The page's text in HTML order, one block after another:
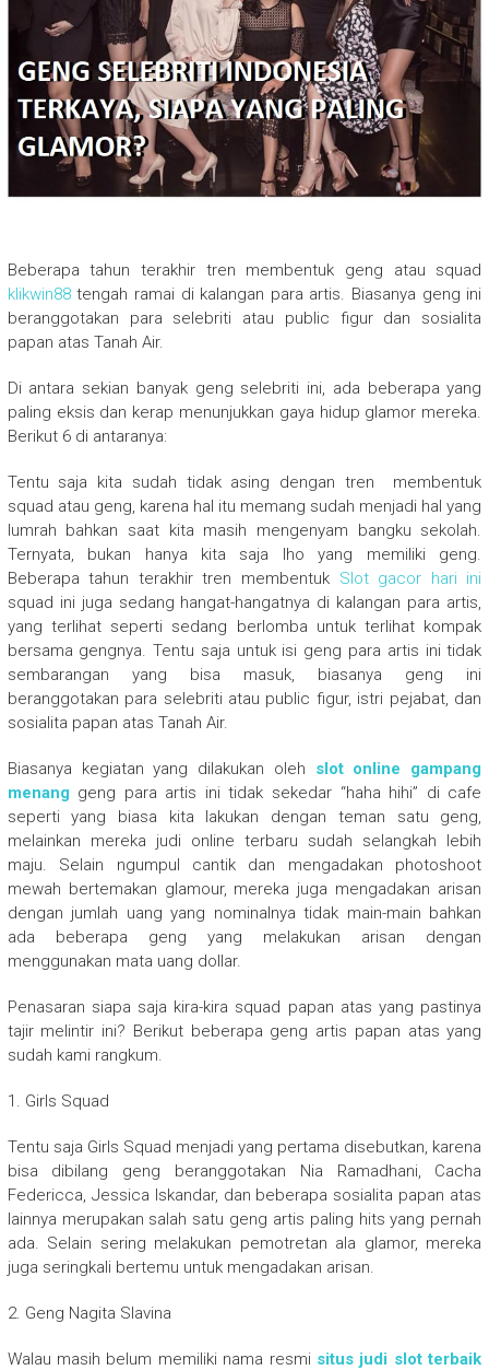
Beberapa tahun terakhir tren membentuk geng atau squad
klikwin88tengah ramai di kalangan para artis. Biasanya geng ini
beranggotakan para selebriti atau public figur dan sosialita
papan atas Tanah Air.
Di antara sekian banyak geng selebriti ini, ada beberapa yang
paling eksis dan kerap menunjukkan gaya hidup glamor mereka.
Berikut 6 di antaranya:
Tentu saja kita sudah tidak asing dengan tren membentuk
squad atau geng, karena hal itu memang sudah menjadi hal yang
lumrah bahkan saat kita masih mengenyam bangku sekolah.
Ternyata, bukan hanya kita saja lho yang memiliki geng.
Beberapa tahun terakhir tren membentuk Slot gacor hari ini
squad ini juga sedang hangat-hangatnya di kalangan para artis,
yang terlihat seperti sedang berlomba untuk terlihat kompak
bersama gengnya. Tentu saja untuk isi geng para artis ini tidak
sembarangan yang bisa masuk, biasanya geng ini
beranggotakan para selebriti atau public figur, istri pejabat, dan
sosialita papan atas Tanah Air.
Biasanya kegiatan yang dilakukan oleh slot online gampang
menang geng para artis ini tidak sekedar “haha hihi” di cafe
seperti yang biasa kita lakukan dengan teman satu geng,
melainkan mereka judi online terbaru sudah selangkah lebih
maju. Selain ngumpul cantik dan mengadakan photoshoot
mewah bertemakan glamour, mereka juga mengadakan arisan
dengan jumlah uang yang nominalnya tidak main-main bahkan
ada beberapa geng yang melakukan arisan dengan
menggunakan mata uang dollar.
Penasaran siapa saja kira-kira squad papan atas yang pastinya
tajir melintir ini? Berikut beberapa geng artis papan atas yang
sudah kami rangkum.
1. Girls Squad
Tentu saja Girls Squad menjadi yang pertama disebutkan, karena
bisa dibilang geng beranggotakan Nia Ramadhani, Cacha
Federicca, Jessica Iskandar, dan beberapa sosialita papan atas
lainnya merupakan salah satu geng artis paling hits yang pernah
ada. Selain sering melakukan pemotretan ala glamor, mereka
juga seringkali bertemu untuk mengadakan arisan.
2. Geng Nagita Slavina
Walau masih belum memiliki nama resmi situs judi slot terbaik